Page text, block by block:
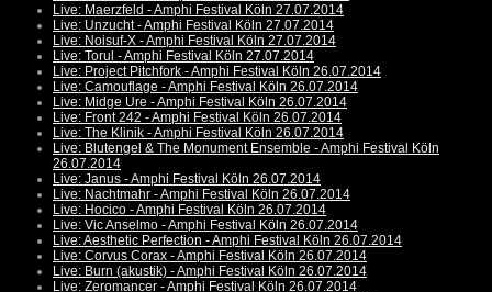
Live: Maerzfeld - Amphi Festival Köln 27.07.2014
Live: Unzucht - Amphi Festival Köln 27.07.2014
Live: Noisuf-X - Amphi Festival Köln 27.07.2014
Live: Torul - Amphi Festival Köln 27.07.2014
Live: Project Pitchfork - Amphi Festival Köln 26.07.2014
Live: Camouflage - Amphi Festival Köln 26.07.2014
Live: Midge Ure - Amphi Festival Köln 26.07.2014
Live: Front 242 - Amphi Festival Köln 26.07.2014
Live: The Klinik - Amphi Festival Köln 26.07.2014
Live: Blutengel & The Monument Ensemble - Amphi Festival Köln
26.07.2014
Live: Janus - Amphi Festival Köln 26.07.2014
Live: Nachtmahr - Amphi Festival Köln 26.07.2014
Live: Hocico - Amphi Festival Köln 26.07.2014
Live: Vic Anselmo - Amphi Festival Köln 26.07.2014
Live: Aesthetic Perfection - Amphi Festival Köln 26.07.2014
Live: Corvus Corax - Amphi Festival Köln 26.07.2014
Live: Burn (akustik) - Amphi Festival Köln 26.07.2014
Live: Zeromancer - Amphi Festival Köln 26.07.2014